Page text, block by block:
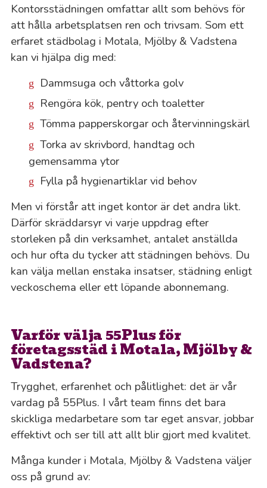
Kontorsstädningen omfattar allt som behövs för
att hålla arbetsplatsen ren och trivsam. Som ett
erfaret städbolag i Motala, Mjölby & Vadstena
kan vi hjälpa dig med:
Dammsuga och våttorka golv
Rengöra kök, pentry och toaletter
Tömma papperskorgar och återvinningskärl
Torka av skrivbord, handtag och
gemensamma ytor
Fylla på hygienartiklar vid behov
Men vi förstår att inget kontor är det andra likt.
Därför skräddarsyr vi varje uppdrag efter
storleken på din verksamhet, antalet anställda
och hur ofta du tycker att städningen behövs. Du
kan välja mellan enstaka insatser, städning enligt
veckoschema eller ett löpande abonnemang.
Varför välja 55Plus för
företagsstäd i Motala, Mjölby &
Vadstena?
Trygghet, erfarenhet och pålitlighet: det är vår
vardag på 55Plus. I vårt team finns det bara
skickliga medarbetare som tar eget ansvar, jobbar
effektivt och ser till att allt blir gjort med kvalitet.
Många kunder i Motala, Mjölby & Vadstena väljer
oss på grund av: